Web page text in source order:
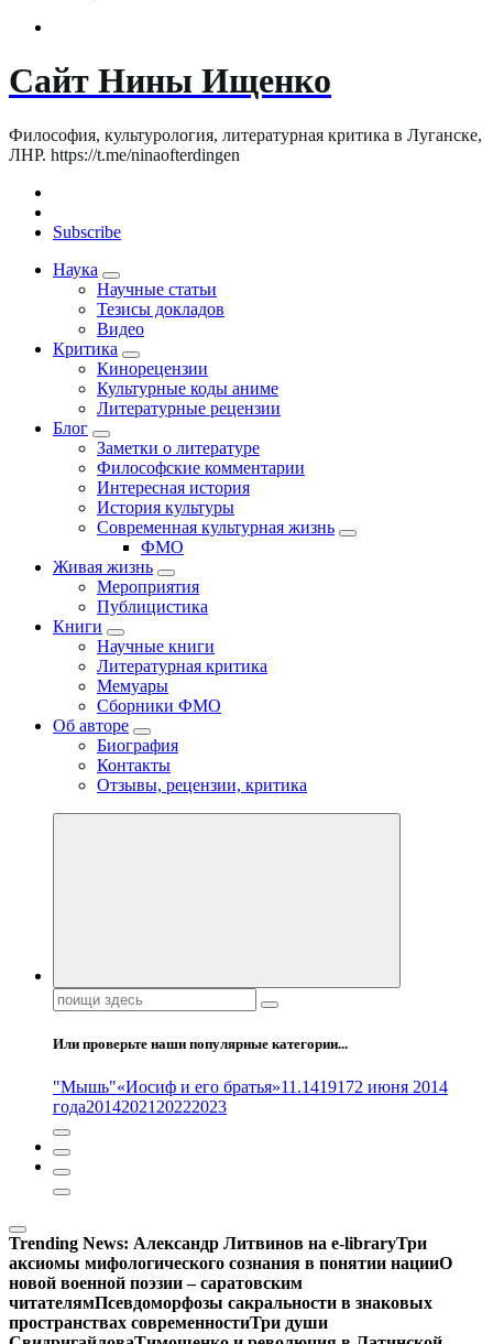
Сайт Нины Ищенко
Философия, культурология, литературная критика в Луганске,
ЛНР. https://t.me/ninaofterdingen
Subscribe
Наука
Научные статьи
Тезисы докладов
Видео
Критика
Кинорецензии
Культурные коды аниме
Литературные рецензии
Блог
Заметки о литературе
Философские комментарии
Интересная история
История культуры
Современная культурная жизнь
ФМО
Живая жизнь
Мероприятия
Публицистика
Книги
Научные книги
Литературная критика
Мемуары
Сборники ФМО
Об авторе
Биография
Контакты
Отзывы, рецензии, критика
Поиск:
Или проверьте наши популярные категории...
"Мышь"«Иосиф и его братья»11.1419172 июня 2014
года20142021 20222023
Trending News: Александр Литвинов на e-libraryТри
аксиомы мифологического сознания в понятии нацииО
новой военной поэзии – саратовским
читателямПсевдоморфозы сакральности в знаковых
пространствах современностиТри души